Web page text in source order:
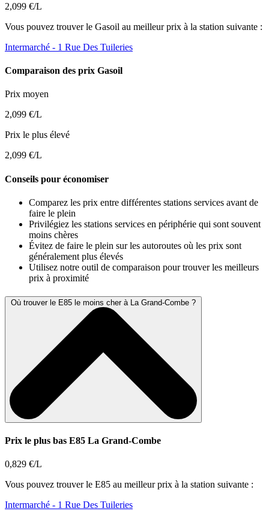
2,099 €/L
Vous pouvez trouver le Gasoil au meilleur prix à la station suivante :
Intermarché - 1 Rue Des Tuileries
Comparaison des prix Gasoil
Prix moyen
2,099 €/L
Prix le plus élevé
2,099 €/L
Conseils pour économiser
Comparez les prix entre différentes stations services avant de
faire le plein
Privilégiez les stations services en périphérie qui sont souvent
moins chères
Évitez de faire le plein sur les autoroutes où les prix sont
généralement plus élevés
Utilisez notre outil de comparaison pour trouver les meilleurs
prix à proximité
Où trouver le E85 le moins cher à La Grand-Combe ?
Prix le plus bas E85 La Grand-Combe
0,829 €/L
Vous pouvez trouver le E85 au meilleur prix à la station suivante :
Intermarché - 1 Rue Des Tuileries